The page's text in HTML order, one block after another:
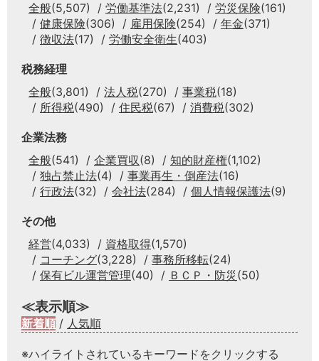
全般(5,507) 労働基準法(2,231) 労災保険(161)
健康保険(306) 雇用保険(254) 年金(371)
徴収法(17) 労働安全衛生(403)
税務経理
全般(3,801) 法人税(270) 事業税(18)
所得税(490) 住民税(67) 消費税(302)
企業法務
全般(541) 企業買収(8) 知的財産権(1,102)
独占禁止法(4) 事業再生・倒産法(16)
行政法(32) 会社法(284) 個人情報保護法(9)
その他
経営(4,033) 資格取得(1,570)
コーチング(3,228) 事務所移転(24)
保有ビル運営管理(40) ＢＣＰ・防災 (50)
≪表示順≫
新着順 / 人気順
※ハイライトされているキーワードをクリックする